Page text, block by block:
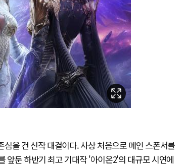
을 건 신작 대결이다. 사상 처음으로 메인 스폰서를
앞둔 하반기 최고 기대작 '아이온2'의 대규모 시연에